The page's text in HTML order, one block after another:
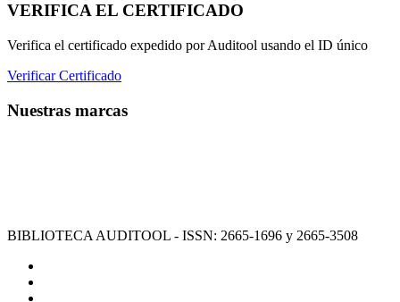
VERIFICA EL CERTIFICADO
Verifica el certificado expedido por Auditool usando el ID único
Verificar Certificado
Nuestras marcas
BIBLIOTECA AUDITOOL - ISSN: 2665-1696 y 2665-3508